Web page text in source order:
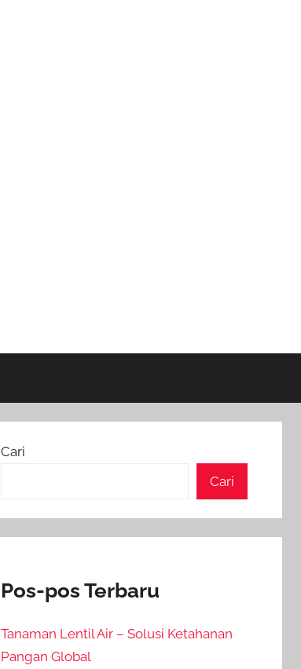
Cari
Cari
Pos-pos Terbaru
Tanaman Lentil Air – Solusi Ketahanan
Pangan Global